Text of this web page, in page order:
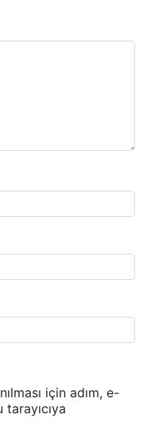
için adım, e-